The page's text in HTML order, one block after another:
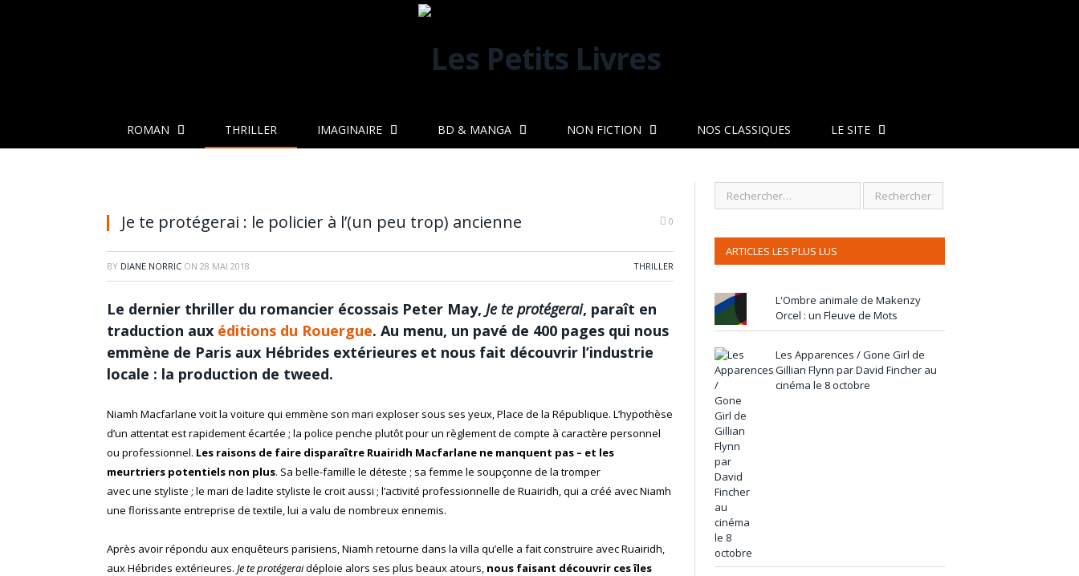
ROMAN THRILLER IMAGINAIRE BD & MANGA NON FICTION NOS CLASSIQUES LE SITE
Je te protégerai : le policier à l’(un peu trop) ancienne 0
BY DIANE NORRIC ON 28 MAI 2018 THRILLER
Le dernier thriller du romancier écossais Peter May, Je te protégerai, paraît en
traduction aux éditions du Rouergue. Au menu, un pavé de 400 pages qui nous
emmène de Paris aux Hébrides extérieures et nous fait découvrir l’industrie
locale : la production de tweed.
Niamh Macfarlane voit la voiture qui emmène son mari exploser sous ses yeux, Place de la République. L’hypothèse
d’un attentat est rapidement écartée ; la police penche plutôt pour un règlement de compte à caractère personnel
ou professionnel. Les raisons de faire disparaître Ruairidh Macfarlane ne manquent pas – et les
meurtriers potentiels non plus. Sa belle-famille le déteste ; sa femme le soupçonne de la tromper
avec une styliste ; le mari de ladite styliste le croit aussi ; l’activité professionnelle de Ruairidh, qui a créé avec Niamh
une florissante entreprise de textile, lui a valu de nombreux ennemis.
Après avoir répondu aux enquêteurs parisiens, Niamh retourne dans la villa qu’elle a fait construire avec Ruairidh,
aux Hébrides extérieures. Je te protégeraidéploie alors ses plus beaux atours, nous faisant découvrir ces îles
ARTICLES LES PLUS LUS
L'Ombre animale de Makenzy
Orcel : un Fleuve de Mots
Les Apparences / Gone Girl de
Gillian Flynn par David Fincher au
cinéma le 8 octobre